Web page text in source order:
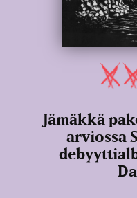
Jämäkkä
arviossa